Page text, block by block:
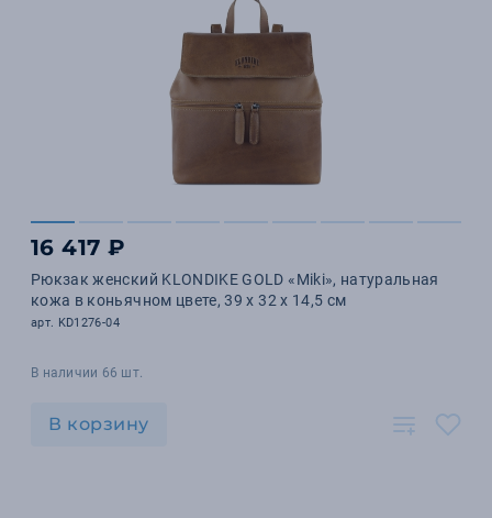
16 417 ₽
Рюкзак женский KLONDIKE GOLD «Miki», натуральная
кожа в коньячном цвете, 39 х 32 х 14,5 см
арт. KD1276-04
В наличии 66 шт.
В корзину